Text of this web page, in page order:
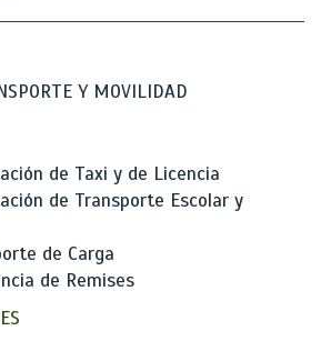
Y MOVILIDAD
de Taxi y de Licencia
de Transporte Escolar y
de Carga
de Remises